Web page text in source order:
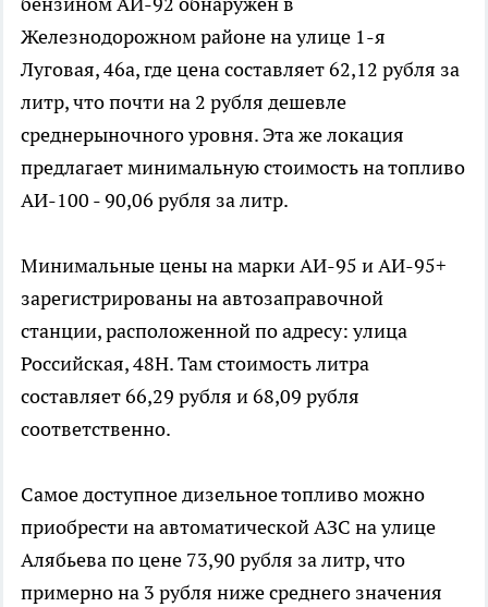
Железнодорожном районе на улице 1-я
Луговая, 46а, где цена составляет 62,12 рубля за
литр, что почти на 2 рубля дешевле
среднерыночного уровня. Эта же локация
предлагает минимальную стоимость на топливо
АИ-100 - 90,06 рубля за литр.
Минимальные цены на марки АИ-95 и АИ-95+
зарегистрированы на автозаправочной
станции, расположенной по адресу: улица
Российская, 48Н. Там стоимость литра
составляет 66,29 рубля и 68,09 рубля
соответственно.
Самое доступное дизельное топливо можно
приобрести на автоматической АЗС на улице
Алябьева по цене 73,90 рубля за литр, что
примерно на 3 рубля ниже среднего значения